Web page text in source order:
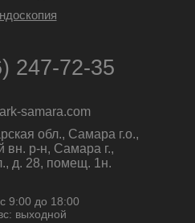
247-72-35
samara.com
обл., Самара г.о.,
вн. р-н, Самара г.,
д. 28, помещ. 1н.
9:00 до 18:00
выходной